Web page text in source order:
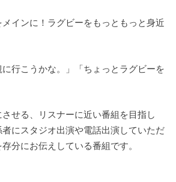
インに！ラグビーをもっともっと身近
に行こうかな。」「ちょっとラグビーを
せる、リスナーに近い番組を目指し
にスタジオ出演や電話出演していただ
分にお伝えしている番組です。